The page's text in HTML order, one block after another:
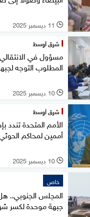
l 11 ديسمبر 2025
شرق أوسط
مسؤول في
المطلوب التوجه
l 10 ديسمبر 2025
شرق أوسط
الأمم المتحدة تندد
أممين لمحاكم
l 10 ديسمبر 2025
خاص
المجلس الجنوبي..
جبهة موحدة لكسر